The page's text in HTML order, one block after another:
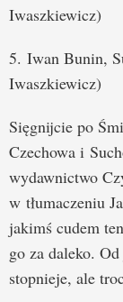
Iwaszkiewicz)
5. Iwan Bunin,
Iwaszkiewicz)
Sięgnijcie po
Czechowa i
wydawnictwo
w tłumaczeniu
jakimś cudem
go za daleko.
stopnieje, ale